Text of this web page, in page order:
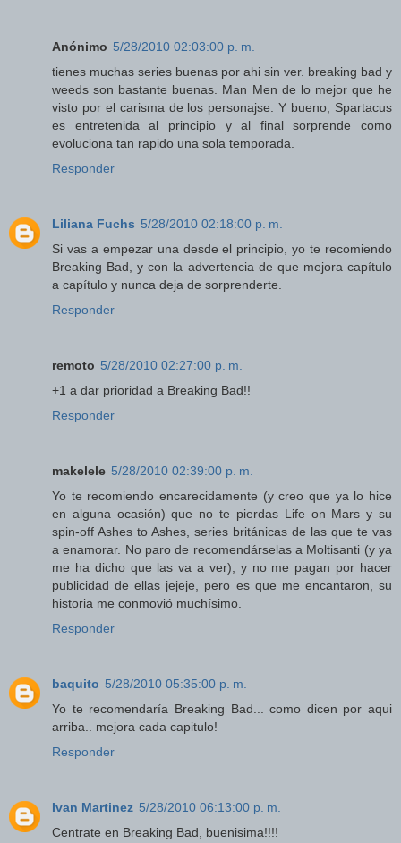
Anónimo 5/28/2010 02:03:00 p. m.
tienes muchas series buenas por ahi sin ver. breaking bad y
weeds son bastante buenas. Man Men de lo mejor que he
visto por el carisma de los personajse. Y bueno, Spartacus
es entretenida al principio y al final sorprende como
evoluciona tan rapido una sola temporada.
Responder
Liliana Fuchs 5/28/2010 02:18:00 p. m.
Si vas a empezar una desde el principio, yo te recomiendo
Breaking Bad, y con la advertencia de que mejora capítulo
a capítulo y nunca deja de sorprenderte.
Responder
remoto 5/28/2010 02:27:00 p. m.
+1 a dar prioridad a Breaking Bad!!
Responder
makelele 5/28/2010 02:39:00 p. m.
Yo te recomiendo encarecidamente (y creo que ya lo hice
en alguna ocasión) que no te pierdas Life on Mars y su
spin-off Ashes to Ashes, series británicas de las que te vas
a enamorar. No paro de recomendárselas a Moltisanti (y ya
me ha dicho que las va a ver), y no me pagan por hacer
publicidad de ellas jejeje, pero es que me encantaron, su
historia me conmovió muchísimo.
Responder
baquito 5/28/2010 05:35:00 p. m.
Yo te recomendaría Breaking Bad... como dicen por aqui
arriba.. mejora cada capitulo!
Responder
Ivan Martinez 5/28/2010 06:13:00 p. m.
Centrate en Breaking Bad, buenisima!!!!